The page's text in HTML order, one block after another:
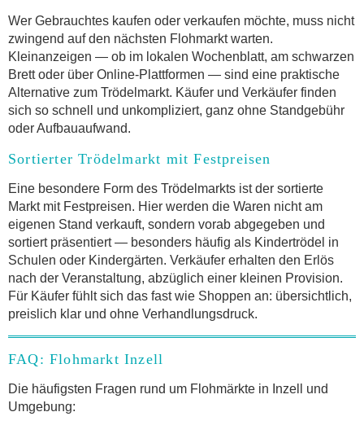
Wer Gebrauchtes kaufen oder verkaufen möchte, muss nicht
zwingend auf den nächsten Flohmarkt warten.
Kleinanzeigen — ob im lokalen Wochenblatt, am schwarzen
Brett oder über Online-Plattformen — sind eine praktische
Alternative zum Trödelmarkt. Käufer und Verkäufer finden
sich so schnell und unkompliziert, ganz ohne Standgebühr
oder Aufbauaufwand.
Sortierter Trödelmarkt mit Festpreisen
Eine besondere Form des Trödelmarkts ist der sortierte
Markt mit Festpreisen. Hier werden die Waren nicht am
eigenen Stand verkauft, sondern vorab abgegeben und
sortiert präsentiert — besonders häufig als Kindertrödel in
Schulen oder Kindergärten. Verkäufer erhalten den Erlös
nach der Veranstaltung, abzüglich einer kleinen Provision.
Für Käufer fühlt sich das fast wie Shoppen an: übersichtlich,
preislich klar und ohne Verhandlungsdruck.
FAQ: Flohmarkt Inzell
Die häufigsten Fragen rund um Flohmärkte in Inzell und
Umgebung: